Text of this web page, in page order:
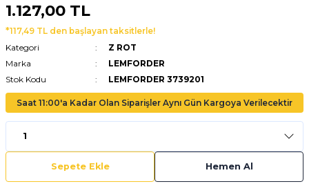
1.127,00 TL
*117,49 TL den başlayan taksitlerle!
Kategori
Z ROT
Marka
LEMFORDER
Stok Kodu
LEMFORDER 3739201
Saat 11:00'a Kadar Olan Siparişler Aynı Gün Kargoya Verilecektir
Sepete Ekle Hemen Al